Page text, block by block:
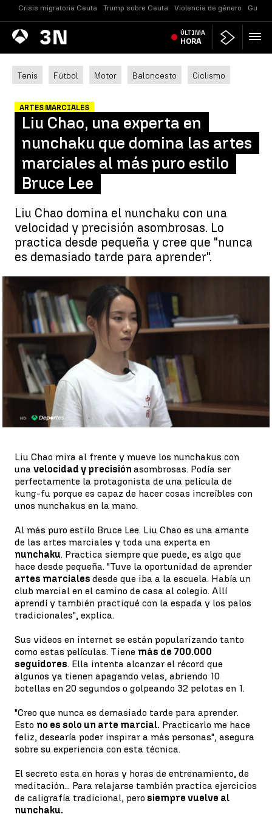
Crisis migratoria Ceuta Trump sobre Ceuta Violencia de género
Antena
3 Noticias ÚLTIMA
HORA
Tenis Fútbol Motor Baloncesto Ciclismo
ARTES MARCIALES
Liu Chao, una experta en
nunchaku que domina las artes
marciales al más puro estilo
Bruce Lee
Liu Chao domina el nunchaku con una
velocidad y precisión asombrosas. Lo
practica desde pequeña y cree que "nunca
es demasiado tarde para aprender".
Antena 3 Deportes
Publicado:17 de mayo de 2022, 16:53
WhatsappFacebook
X Linkedin
Liu Chao mira al frente y mueve los nunchakus con
una velocidad y precisión asombrosas. Podía ser
perfectamente la protagonista de una película de
kung-fu porque es capaz de hacer cosas increíbles con
unos nunchakus en la mano.
Al más puro estilo Bruce Lee. Liu Chao es una amante
de las artes marciales y toda una experta en
nunchaku. Practica siempre que puede, es algo que
hace desde pequeña. "Tuve la oportunidad de aprender
artes marciales desde que iba a la escuela. Había un
club marcial en el camino de casa al colegio. Allí
aprendí y también practiqué con la espada y los palos
tradicionales", explica.
Sus videos en internet se están popularizando tanto
como estas películas. Tiene más de 700.000
seguidores. Ella intenta alcanzar el récord que
algunos ya tienen apagando velas, abriendo 10
botellas en 20 segundos o golpeando 32 pelotas en 1.
"Creo que nunca es demasiado tarde para aprender.
Esto no es solo un arte marcial. Practicarlo me hace
feliz, desearía poder inspirar a más personas", asegura
sobre su experiencia con esta técnica.
El secreto esta en horas y horas de entrenamiento, de
meditación... Para relajarse también practica ejercicios
de caligrafía tradicional, pero siempre vuelve al
nunchaku.